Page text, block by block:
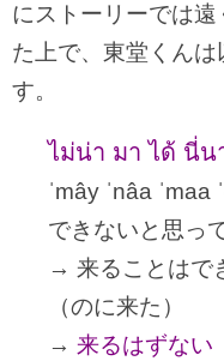
にストーリーでは
た上で、東堂くん
す。
ไม่น่า มา ได้ นี่น
ˈmây ˈnâa ˈmaa
できないと思っ
→ 来ることはで
（のに来た）
→ 来るはずない